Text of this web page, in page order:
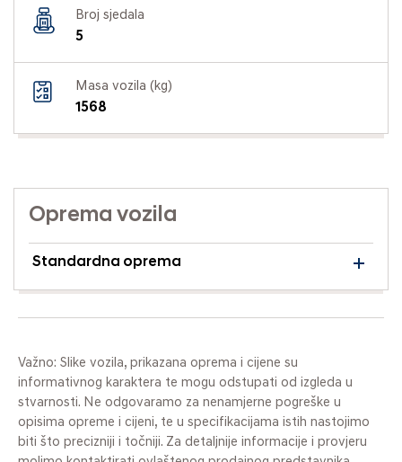
Broj sjedala
5
Masa vozila (kg)
1568
Oprema vozila
Standardna oprema
Važno: Slike vozila, prikazana oprema i cijene su
informativnog karaktera te mogu odstupati od izgleda u
stvarnosti. Ne odgovaramo za nenamjerne pogreške u
opisima opreme i cijeni, te u specifikacijama istih nastojimo
biti što precizniji i točniji. Za detaljnije informacije i provjeru